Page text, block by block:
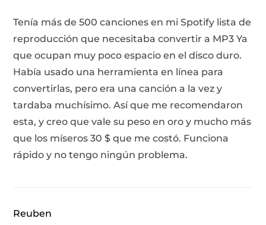
Tenía más de 500 canciones en mi Spotify lista de
reproducción que necesitaba convertir a MP3 Ya
que ocupan muy poco espacio en el disco duro.
Había usado una herramienta en línea para
convertirlas, pero era una canción a la vez y
tardaba muchísimo. Así que me recomendaron
esta, y creo que vale su peso en oro y mucho más
que los míseros 30 $ que me costó. Funciona
rápido y no tengo ningún problema.
Reuben